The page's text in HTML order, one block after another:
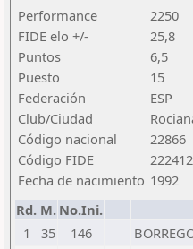
Performance
2250
FIDE elo +/-
25,8
Puntos
6,5
Puesto
15
Federación
ESP
Club/Ciudad
Código nacional
22866
Código FIDE
Fecha de nacimiento 1992
Rd. M. No.Ini.
1
35 146